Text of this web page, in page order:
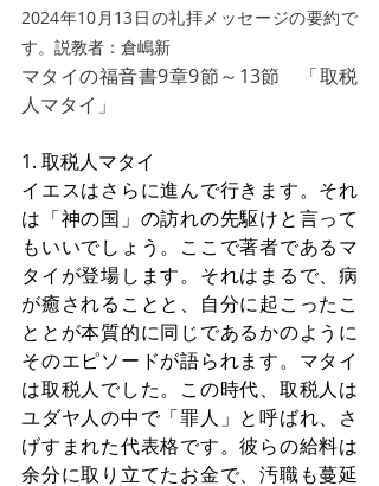
2024年10月13日の礼拝メッセージの要約で
す。説教者：倉嶋新
マタイの福音書9章9節～13節　「取税
人マタイ」
1. 取税人マタイ
イエスはさらに進んで行きます。それ
は「神の国」の訪れの先駆けと言って
もいいでしょう。ここで著者であるマ
タイが登場します。それはまるで、病
が癒されることと、自分に起こったこ
ととが本質的に同じであるかのように
そのエピソードが語られます。マタイ
は取税人でした。この時代、取税人は
ユダヤ人の中で「罪人」と呼ばれ、さ
げすまれた代表格です。彼らの給料は
余分に取り立てたお金で、汚職も蔓延